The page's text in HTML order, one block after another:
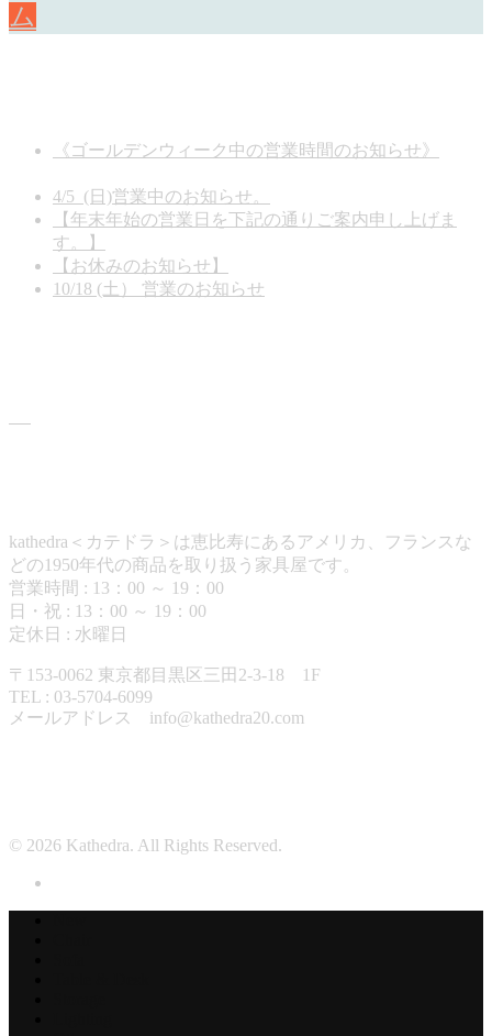
ム
《ゴールデンウィーク中の営業時間のお知らせ》
4/5 (日)営業中のお知らせ。
【年末年始の営業日を下記の通りご案内申し上げま
す。】
【お休みのお知らせ】
10/18 (土） 営業のお知らせ
kathedra＜カテドラ＞は恵比寿にあるアメリカ、フランスな
どの1950年代の商品を取り扱う家具屋です。
営業時間 : 13：00 ～ 19：00
日・祝 : 13：00 ～ 19：00
定休日 : 水曜日
〒153-0062 東京都目黒区三田2-3-18 1F
TEL : 03-5704-6099
メールアドレス info@kathedra20.com
© 2026 Kathedra. All Rights Reserved.